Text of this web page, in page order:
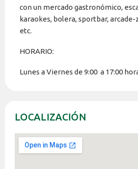
con un mercado gastronómico,
karaokes, bolera, sportbar,
etc.
HORARIO:
Lunes a Viernes de 9:00 a 17:00
LOCALIZACIÓN